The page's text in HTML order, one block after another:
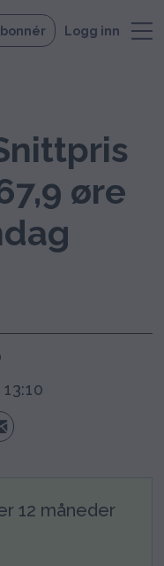
Logg inn
øre
12 måneder